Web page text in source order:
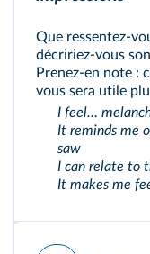
Que ressentez-
décririez-vous
Prenez-en note :
vous sera utile
I feel…
It reminds me
saw
I can relate to
It makes me